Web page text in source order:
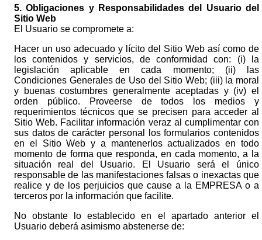
5. Obligaciones y Responsabilidades del Usuario del
Sitio Web
El Usuario se compromete a:
Hacer un uso adecuado y lícito del Sitio Web así como de
los contenidos y servicios, de conformidad con: (i) la
legislación aplicable en cada momento; (ii) las
Condiciones Generales de Uso del Sitio Web; (iii) la moral
y buenas costumbres generalmente aceptadas y (iv) el
orden público. Proveerse de todos los medios y
requerimientos técnicos que se precisen para acceder al
Sitio Web. Facilitar información veraz al cumplimentar con
sus datos de carácter personal los formularios contenidos
en el Sitio Web y a mantenerlos actualizados en todo
momento de forma que responda, en cada momento, a la
situación real del Usuario. El Usuario será el único
responsable de las manifestaciones falsas o inexactas que
realice y de los perjuicios que cause a la EMPRESA o a
terceros por la información que facilite.
No obstante lo establecido en el apartado anterior el
Usuario deberá asimismo abstenerse de: